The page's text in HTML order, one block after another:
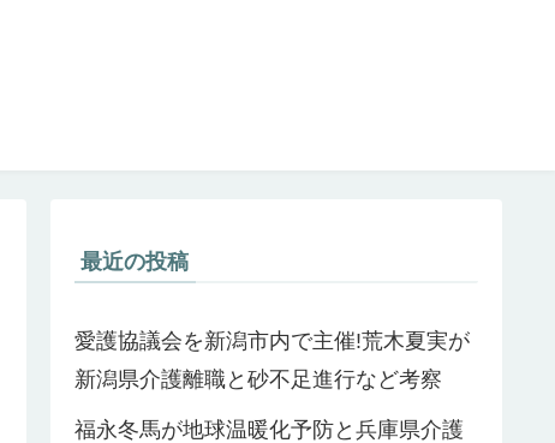
最近の投稿
愛護協議会を新潟市内で主催!荒木夏実が
新潟県介護離職と砂不足進行など考察
福永冬馬が地球温暖化予防と兵庫県介護